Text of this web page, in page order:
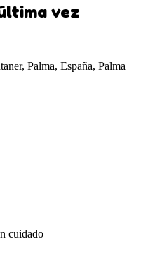
vez
Palma, España, Palma
cuidado